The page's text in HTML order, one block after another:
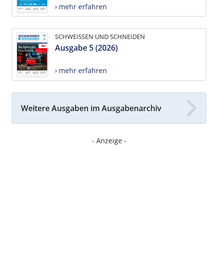
› mehr erfahren
SCHWEISSEN UND SCHNEIDEN
Ausgabe 5 (2026)
› mehr erfahren
Weitere Ausgaben im Ausgabenarchiv
- Anzeige -